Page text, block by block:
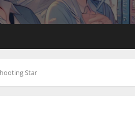
Star